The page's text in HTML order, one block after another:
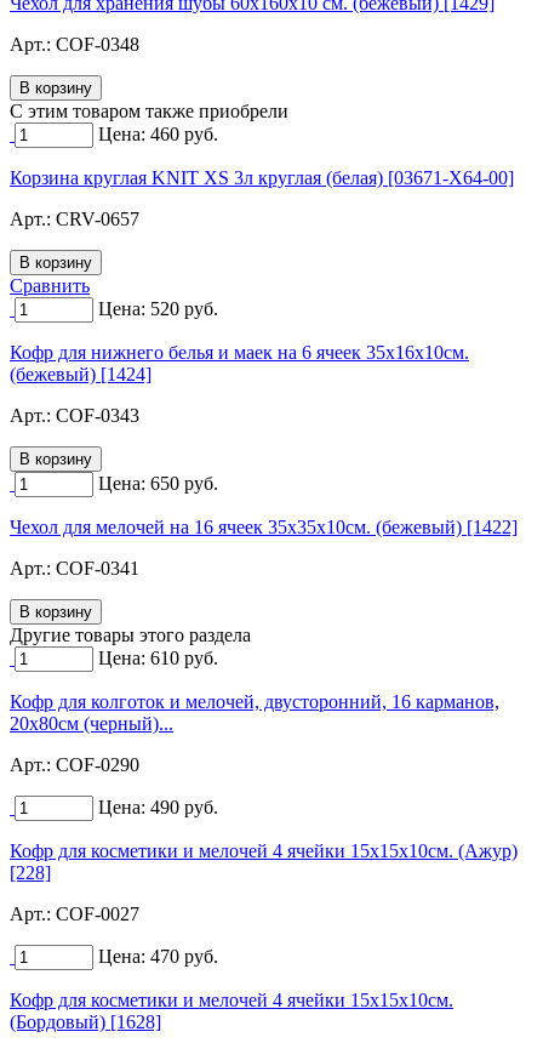
Арт.: COF-0348
C этим товаром также приобрели
Цена: 460 руб.
Корзина круглая KNIT XS 3л круглая (белая) [03671-X64-00]
Арт.: CRV-0657
Сравнить
Цена: 520 руб.
Кофр для нижнего белья и маек на 6 ячеек 35х16х10см.
(бежевый) [1424]
Арт.: COF-0343
Цена: 650 руб.
Чехол для мелочей на 16 ячеек 35х35х10см. (бежевый) [1422]
Арт.: COF-0341
Другие товары этого раздела
Цена: 610 руб.
Кофр для колготок и мелочей, двусторонний, 16 карманов,
20х80см (черный)...
Арт.: COF-0290
Цена: 490 руб.
Кофр для косметики и мелочей 4 ячейки 15х15х10см. (Ажур)
[228]
Арт.: COF-0027
Цена: 470 руб.
Кофр для косметики и мелочей 4 ячейки 15х15х10см.
(Бордовый) [1628]